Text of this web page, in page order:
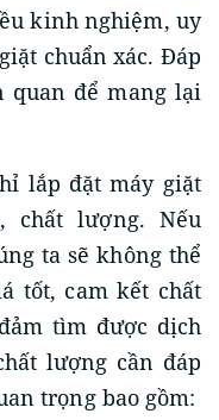
kinh nghiệm, uy
chuẩn xác. Đáp
quan để mang lại
lắp đặt máy giặt
chất lượng. Nếu
ta sẽ không thể
tốt, cam kết chất
tìm được dịch
lượng cần đáp
trọng bao gồm: